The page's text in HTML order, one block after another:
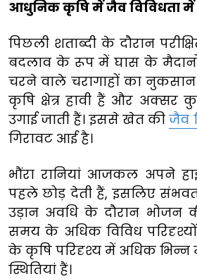
आधुनिक कृषि में जैव विविधता
पिछली शताब्दी के दौरान
बदलाव के रूप में घास के
चरने वाले चरागाहों का
कृषि क्षेत्र हावी हैं और
उगाई जाती हैं। इससे खेत कीजैव
गिरावट आई है।
भौंरा रानियां आजकल अपने
पहले छोड़ देती हैं, इसलिए
उड़ान अवधि के दौरान भोजन
समय के अधिक विविध
के कृषि परिदृश्य में अधिक भिन्न
स्थितियां हैं।